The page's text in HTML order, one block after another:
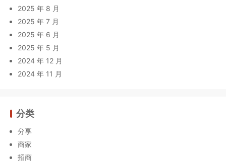
2025 年 8 月
2025 年 7 月
2025 年 6 月
2025 年 5 月
2024 年 12 月
2024 年 11 月
分类
分享
商家
招商